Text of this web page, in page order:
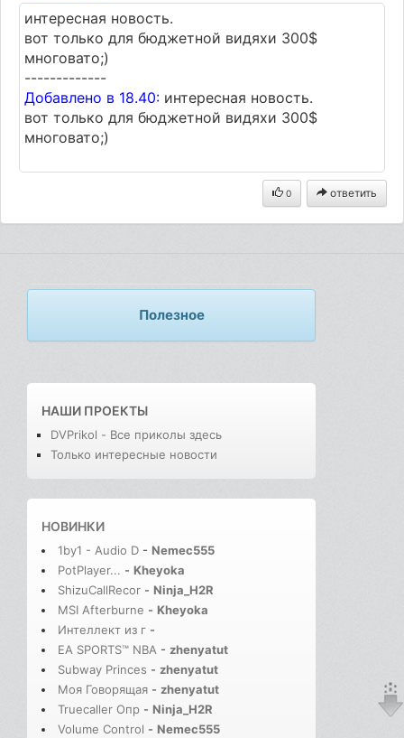
интересная новость.
вот только для бюджетной видяхи 300$
многовато;)
-------------
Добавлено в 18.40: интересная новость.
вот только для бюджетной видяхи 300$
многовато;)
0 ответить
Полезное
НАШИ ПРОЕКТЫ
DVPrikol - Все приколы здесь
Только интересные новости
НОВИНКИ
1by1 - Audio D - Nemec555
PotPlayer... - Kheyoka
ShizuCallRecor - Ninja_H2R
MSI Afterburne - Kheyoka
Интеллект из г -
EA SPORTS™ NBA - zhenyatut
Subway Princes - zhenyatut
Моя Говорящая - zhenyatut
Truecaller Опр - Ninja_H2R
Volume Control - Nemec555